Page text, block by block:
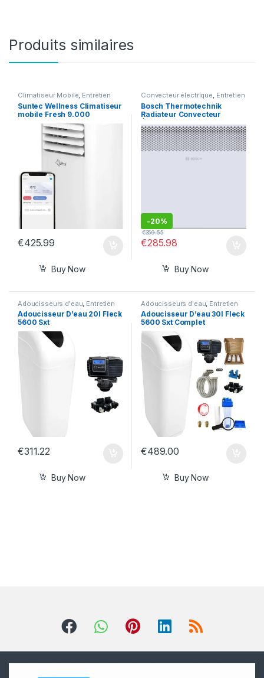
Produits similaires
Climatiseur Mobile, Entretien
maison
Suntec Wellness Climatiseur
mobile Fresh 9.000
€425.99
Buy Now
Convecteur électrique, Entretien
maison
Bosch Thermotechnik
Radiateur Convecteur
-20%
€285.98
€359.55
Buy Now
Adoucisseurs d'eau Entretien
maison, Jardin et Maison
Adoucisseur D’eau 20l Fleck
5600 Sxt
€311.22
Buy Now
Adoucisseurs d'eau Entretien
maison, Jardin et Maison
Adoucisseur D’eau 30l Fleck
5600 Sxt Complet
€489.00
Buy Now